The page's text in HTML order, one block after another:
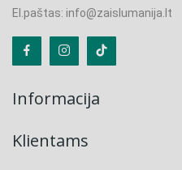
El.paštas: info@zaislumanija.lt
Informacija
Klientams